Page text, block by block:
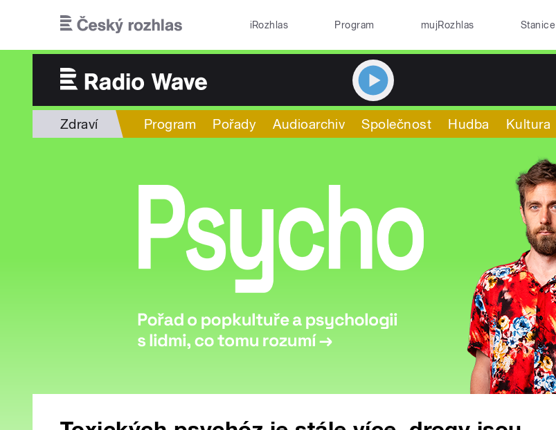
iRozhlas Program mujRozhlas Stanice
Zdraví Program Pořady Audioarchiv Společnost Hudba Kultura